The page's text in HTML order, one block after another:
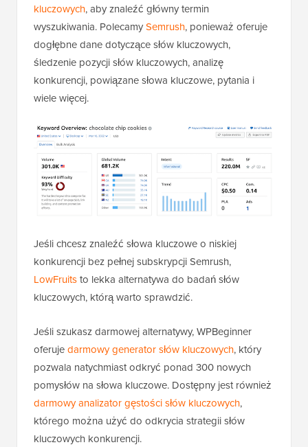
kluczowych, aby znaleźć główny termin
wyszukiwania. PolecamySemrush, ponieważ oferuje
dogłębne dane dotyczące słów kluczowych,
śledzenie pozycji słów kluczowych, analizę
konkurencji, powiązane słowa kluczowe, pytania i
wiele więcej.
Jeśli chcesz znaleźć słowa kluczowe o niskiej
konkurencji bez pełnej subskrypcji Semrush,
LowFruitsto lekka alternatywa do badań słów
kluczowych, którą warto sprawdzić.
Jeśli szukasz darmowej alternatywy, WPBeginner
oferujedarmowy generator słów kluczowych, który
pozwala natychmiast odkryć ponad 300 nowych
pomysłów na słowa kluczowe. Dostępny jest również
darmowy analizator gęstości słów kluczowych,
którego można użyć do odkrycia strategii słów
kluczowych konkurencji.